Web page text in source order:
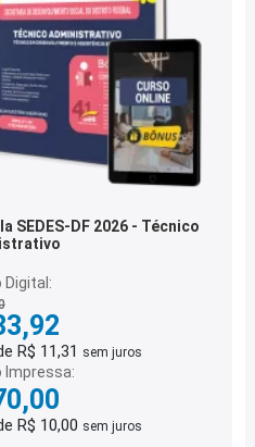
SEDES-DF 2026 - Técnico
Digital:
R$ 11,31 sem juros
Impressa:
R$ 10,00 sem juros